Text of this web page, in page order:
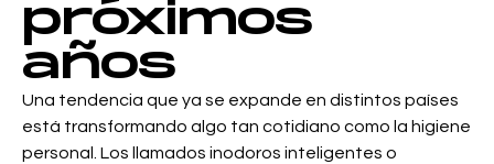
próximos
años
Una tendencia que ya se expande en distintos países
está transformando algo tan cotidiano como la higiene
personal. Los llamados inodoros inteligentes o